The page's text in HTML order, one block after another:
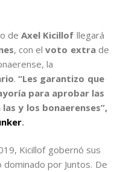
deAxel Kicillof llegará
, con elvoto extra de
la
. “Les garantizo que
para aprobar las
y los bonaerenses”,
.
Kicillof gobernó sus
por Juntos. De